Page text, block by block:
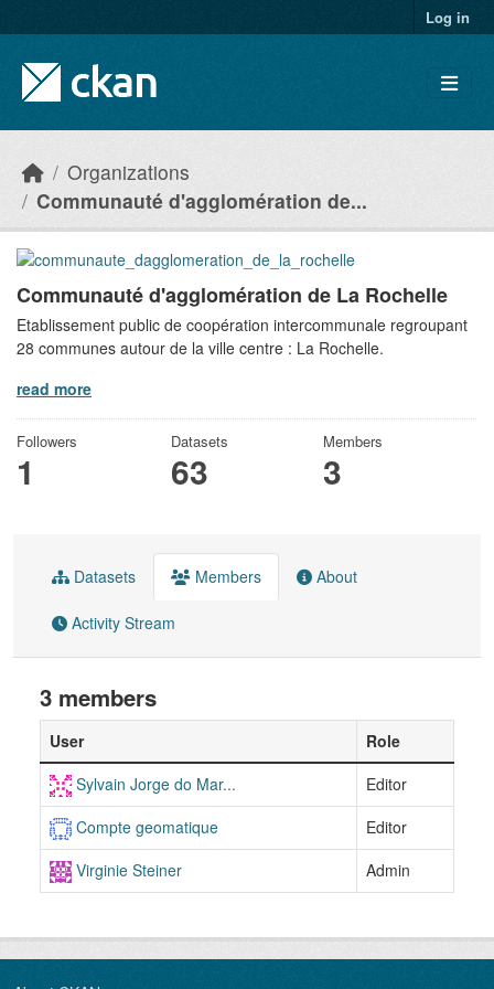
Log in
Organizations
Communauté d'agglomération de...
Communauté d'agglomération de La Rochelle
Etablissement public de coopération intercommunale regroupant
28 communes autour de la ville centre : La Rochelle.
read more
Followers
1
Datasets
63
Members
3
Datasets Members About
Activity Stream
3 members
User
Role
Sylvain Jorge do Mar...
Editor
Compte geomatique
Editor
Virginie Steiner
Admin